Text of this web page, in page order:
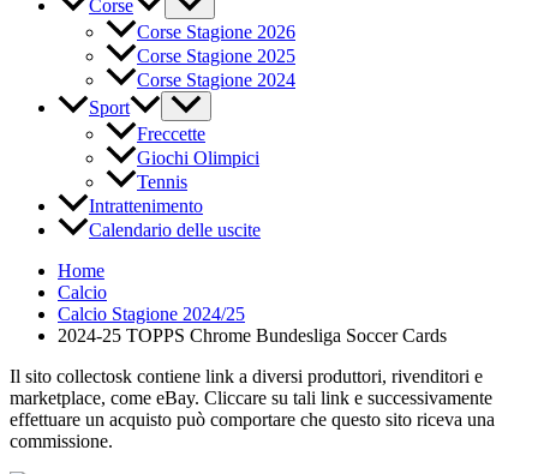
Corse
Corse Stagione 2026
Corse Stagione 2025
Corse Stagione 2024
Sport
Freccette
Giochi Olimpici
Tennis
Intrattenimento
Calendario delle uscite
Home
Calcio
Calcio Stagione 2024/25
2024-25 TOPPS Chrome Bundesliga Soccer Cards
Il sito collectosk contiene link a diversi produttori, rivenditori e
marketplace, come eBay. Cliccare su tali link e successivamente
effettuare un acquisto può comportare che questo sito riceva una
commissione.